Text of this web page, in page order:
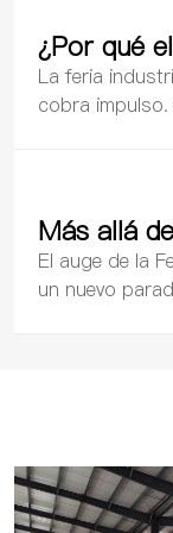
¿Por qué
tan lleno?
sus
La feria
cobra impulso.
Más allá
la Feria
El auge de la
un nuevo